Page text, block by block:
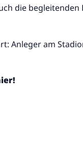
die
Anleger am